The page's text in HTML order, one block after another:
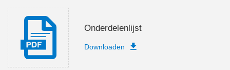
Onderdelenlijst
Downloaden